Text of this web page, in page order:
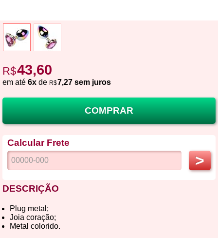
R$43,60
em até 6x de R$7,27 sem juros
COMPRAR
Calcular Frete
>
DESCRIÇÃO
Plug metal;
Joia coração;
Metal colorido.